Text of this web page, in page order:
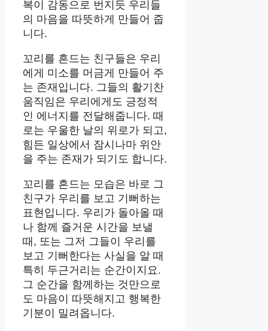
복이 감동으로 번지듯 우리들
의 마음을 따뜻하게 만들어 줍
니다.
꼬리를 흔드는 친구들은 우리
에게 미소를 머금게 만들어 주
는 존재입니다. 그들의 활기찬
움직임은 우리에게도 긍정적
인 에너지를 전달해줍니다. 때
로는 우울한 날의 위로가 되고,
힘든 일상에서 잠시나마 위안
을 주는 존재가 되기도 합니다.
꼬리를 흔드는 모습은 바로 그
친구가 우리를 보고 기뻐하는
표현입니다. 우리가 돌아올 때
나 함께 즐거운 시간을 보낼
때, 또는 그저 그들이 우리를
보고 기뻐한다는 사실을 알 때
특히 두근거리는 순간이지요.
그 순간을 함께하는 것만으로
도 마음이 따뜻해지고 행복한
기분이 밀려옵니다.